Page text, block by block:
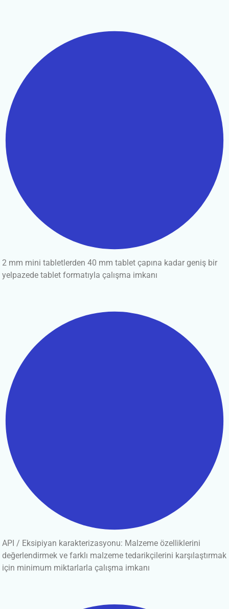
2 mm mini tabletlerden 40 mm tablet çapına kadar geniş bir
yelpazede tablet formatıyla çalışma imkanı
API / Eksipiyan karakterizasyonu: Malzeme özelliklerini
değerlendirmek ve farklı malzeme tedarikçilerini karşılaştırmak
için minimum miktarlarla çalışma imkanı